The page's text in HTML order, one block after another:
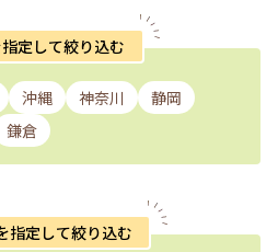
#流し雛 #伝統行事 #桃の節句 #ひな祭
#雛人形 #たわわちゃん #京都 #出町柳 #
ぷ京都 #ひとり旅
定して絞り込む
沖縄 神奈川
静岡
鎌倉
指定して絞り込む